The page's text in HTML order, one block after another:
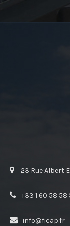
23 Rue Albert
+33 1 60 58 58
info@ficap.fr